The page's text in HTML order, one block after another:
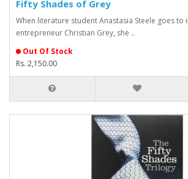
Fifty Shades of Grey
When literature student Anastasia Steele goes to
entrepreneur Christian Grey, she ..
Out Of Stock
Rs. 2,150.00